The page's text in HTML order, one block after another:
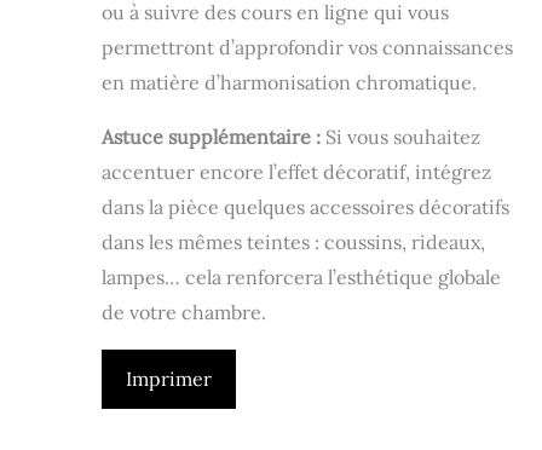
ou à suivre des cours en ligne qui vous
permettront d’approfondir vos connaissances
en matière d’harmonisation chromatique.
Astuce supplémentaire : Si vous souhaitez
accentuer encore l’effet décoratif, intégrez
dans la pièce quelques accessoires décoratifs
dans les mêmes teintes : coussins, rideaux,
lampes… cela renforcera l’esthétique globale
de votre chambre.
Imprimer